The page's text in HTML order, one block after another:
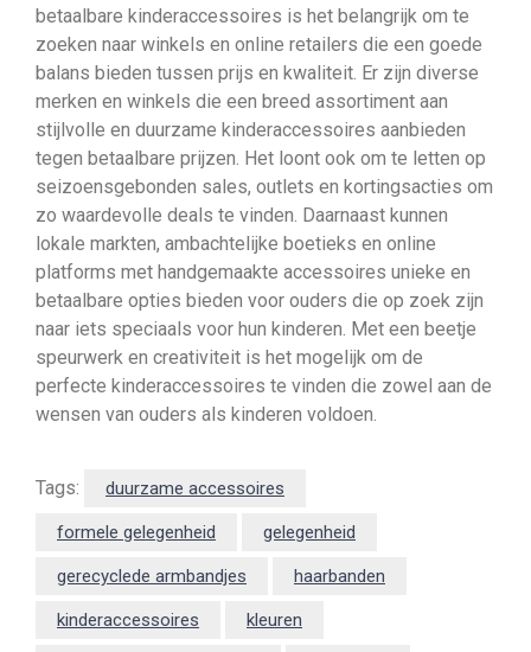
betaalbare kinderaccessoires is het belangrijk om te
zoeken naar winkels en online retailers die een goede
balans bieden tussen prijs en kwaliteit. Er zijn diverse
merken en winkels die een breed assortiment aan
stijlvolle en duurzame kinderaccessoires aanbieden
tegen betaalbare prijzen. Het loont ook om te letten op
seizoensgebonden sales, outlets en kortingsacties om
zo waardevolle deals te vinden. Daarnaast kunnen
lokale markten, ambachtelijke boetieks en online
platforms met handgemaakte accessoires unieke en
betaalbare opties bieden voor ouders die op zoek zijn
naar iets speciaals voor hun kinderen. Met een beetje
speurwerk en creativiteit is het mogelijk om de
perfecte kinderaccessoires te vinden die zowel aan de
wensen van ouders als kinderen voldoen.
Tags: duurzame accessoires
formele gelegenheid gelegenheid
gerecyclede armbandjes haarbanden
kinderaccessoires kleuren